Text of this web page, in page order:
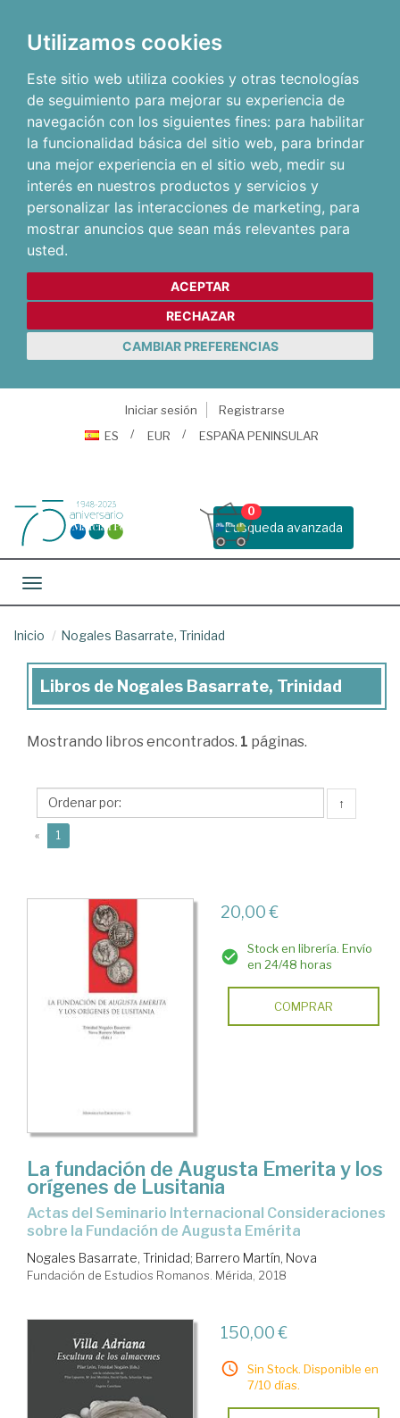
Utilizamos cookies
Este sitio web utiliza cookies y otras tecnologías
de seguimiento para mejorar su experiencia de
navegación con los siguientes fines: para habilitar
la funcionalidad básica del sitio web, para brindar
una mejor experiencia en el sitio web, medir su
interés en nuestros productos y servicios y
personalizar las interacciones de marketing, para
mostrar anuncios que sean más relevantes para
usted.
ACEPTAR
RECHAZAR
CAMBIAR PREFERENCIAS
Iniciar sesión
Registrarse
ES
EUR ESPAÑA PENINSULAR
Busqueda avanzada
0
Toggle navigation
Inicio Nogales Basarrate, Trinidad
Libros
Nogales
Trinidad
Libros de Nogales Basarrate, Trinidad
Mostrando libros encontrados. 1 páginas.
↑
« 1
20,00 €
Stock en librería. Envío
en 24/48 horas
COMPRAR
La fundación de Augusta Emerita y los
orígenes de Lusitania
Actas del Seminario Internacional Consideraciones
sobre la Fundación de Augusta Emérita
Nogales Basarrate, Trinidad; Barrero Martín, Nova
Fundación de Estudios Romanos. Mérida, 2018
150,00 €
Sin Stock. Disponible en
7/10 días.